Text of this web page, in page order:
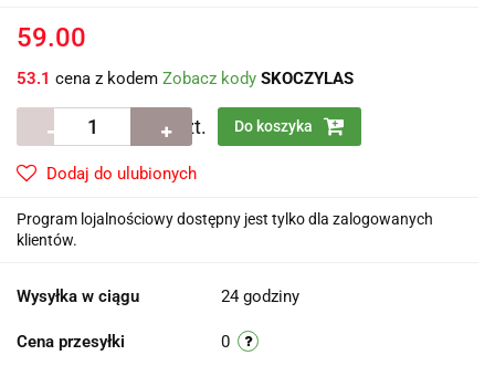
59.00
53.1 cena z kodem Zobacz kody SKOCZYLAS
szt. Do koszyka
Dodaj do ulubionych
Program lojalnościowy dostępny jest tylko dla zalogowanych
klientów.
Wysyłka w ciągu 24 godziny
Cena przesyłki 0